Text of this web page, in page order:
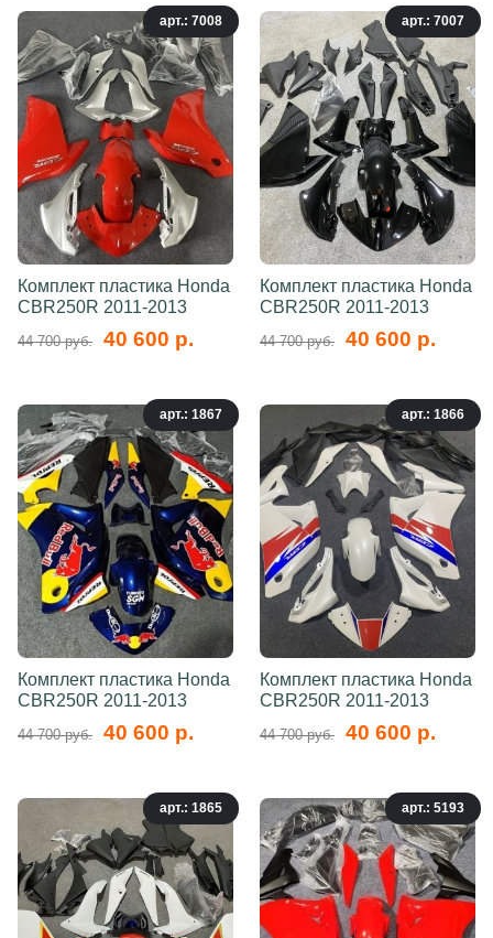
арт.: 7008
Комплект пластика Honda
CBR250R 2011-2013
44 700 руб. 40 600 р.
арт.: 7007
Комплект пластика Honda
CBR250R 2011-2013
44 700 руб. 40 600 р.
арт.: 1867
Комплект пластика Honda
CBR250R 2011-2013
44 700 руб. 40 600 р.
арт.: 1866
Комплект пластика Honda
CBR250R 2011-2013
44 700 руб. 40 600 р.
арт.: 1865 арт.: 5193